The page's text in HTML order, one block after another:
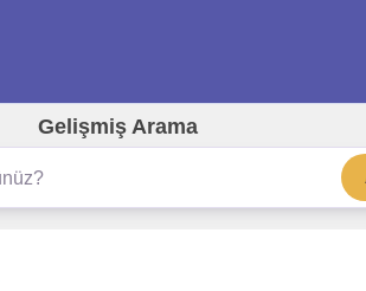
Gelişmiş Arama